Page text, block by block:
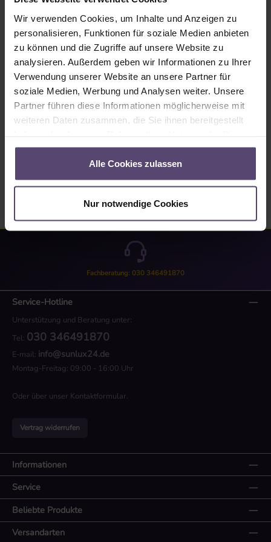
Wir verwenden Cookies, um Inhalte und Anzeigen zu
personalisieren, Funktionen für soziale Medien anbieten
zu können und die Zugriffe auf unsere Website zu
analysieren. Außerdem geben wir Informationen zu Ihrer
Verwendung unserer Website an unsere Partner für
soziale Medien, Werbung und Analysen weiter. Unsere
Partner führen diese Informationen möglicherweise mit
weiteren Daten zusammen, die Sie ihnen bereitgestellt
gesammelt haben.
Alle Cookies zulassen
Nur notwendige Cookies
Produkt Anzahl: Gib den gewünschten Wert ein oder benutze die Schaltflächen
In den Warenkorb
Produktnummer: MU_PB_B0084_PG2
Beschreibung
Fachberatung: 030 346491870
Service-Hotline
Unterstützung und Beratung unter:
Tel: 030 346491870
E-mail: info@sunlux24.de
Montag-Freitag: 09:00 - 16:00 Uhr
Oder über unser Kontaktformular.
Vertrag widerrufen
Informationen
Service
Beliebte Produkte
Versandarten